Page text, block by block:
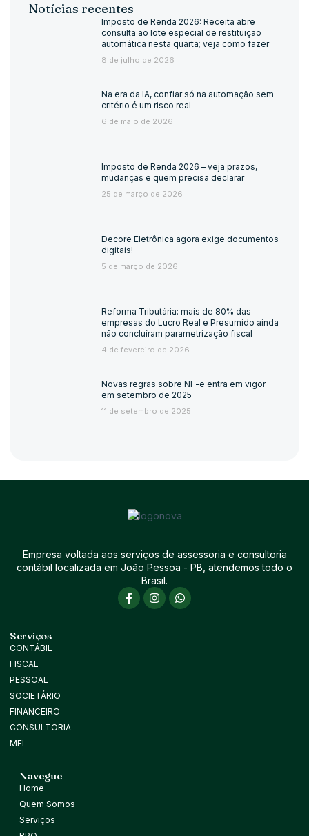
Notícias recentes
Imposto de Renda 2026: Receita abre
consulta ao lote especial de restituição
automática nesta quarta; veja como fazer
8 de julho de 2026
Na era da IA, confiar só na automação sem
critério é um risco real
6 de maio de 2026
Imposto de Renda 2026 – veja prazos,
mudanças e quem precisa declarar
25 de março de 2026
Decore Eletrônica agora exige documentos
digitais!
5 de março de 2026
Reforma Tributária: mais de 80% das
empresas do Lucro Real e Presumido ainda
não concluíram parametrização fiscal
4 de fevereiro de 2026
Novas regras sobre NF-e entra em vigor
em setembro de 2025
11 de setembro de 2025
Empresa voltada aos serviços de assessoria e consultoria
contábil localizada em João Pessoa - PB, atendemos todo o
Brasil.
Serviços
CONTÁBIL
FISCAL
PESSOAL
SOCIETÁRIO
FINANCEIRO
CONSULTORIA
MEI
Navegue
Home
Quem Somos
Serviços